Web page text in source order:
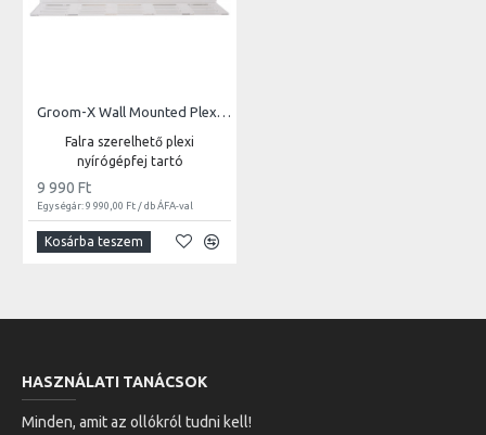
Groom-X Wall Mounted Plexi Blade Holder for 15 Blades
Falra szerelhető plexi
nyírógépfej tartó
9 990 Ft
Egységár: 9 990,00 Ft / db ÁFA-val
Kosárba teszem
HASZNÁLATI TANÁCSOK
Minden, amit az ollókról tudni kell!